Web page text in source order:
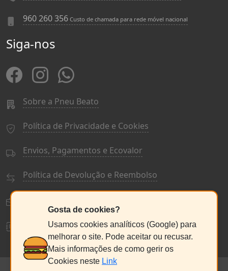
960 260 356 Custo de chamada para rede móvel nacional
Siga-nos
Sobre a Pneu Beato
Política de Privacidade e Cookies
Envios, Pagamentos e Ecovalor
Política de Devolução e Reembolso
Livro de Reclamações
Gosta de cookies?
Usamos cookies analíticos (Google) para
melhorar o site. Pode aceitar ou recusar.
Mais informações de como gerir os
Cookies neste Link